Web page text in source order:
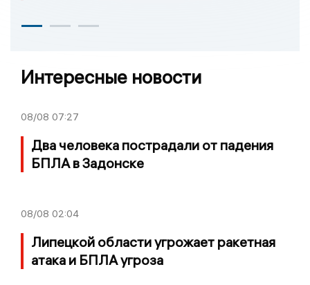
Интересные новости
08/08 07:27
Два человека пострадали от падения
БПЛА в Задонске
08/08 02:04
Липецкой области угрожает ракетная
атака и БПЛА угроза